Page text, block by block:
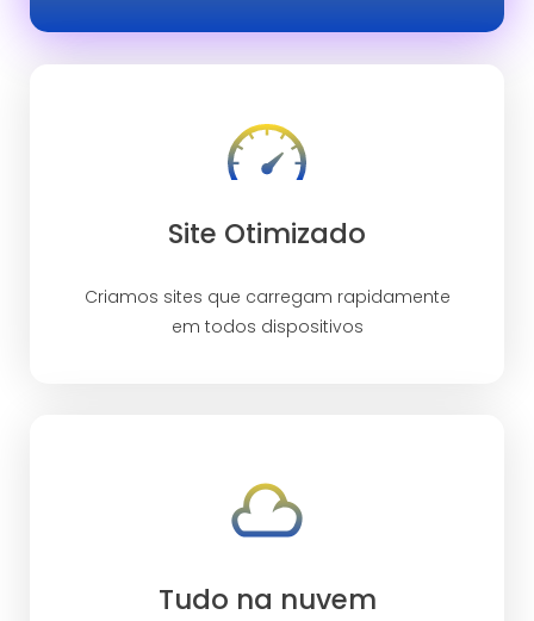
Site Otimizado
Criamos sites que carregam rapidamente
em todos dispositivos
Tudo na nuvem